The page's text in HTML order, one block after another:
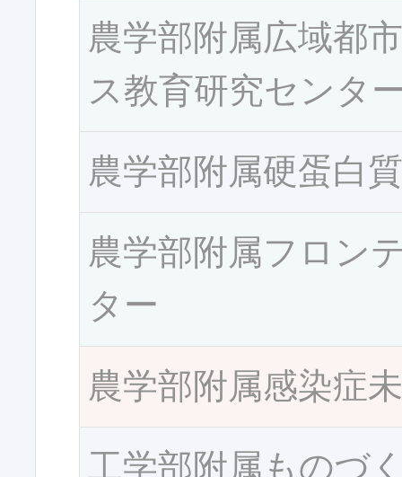
農学部附属広域都
ス教育研究センタ
農学部附属硬蛋白
農学部附属フロン
ター
農学部附属感染症
工学部附属ものづ